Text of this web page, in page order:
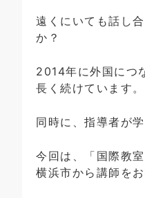
遠くにいても話し
か？
2014年に外国につ
長く続けています。
同時に、指導者が
今回は、「国際教
横浜市から講師をお